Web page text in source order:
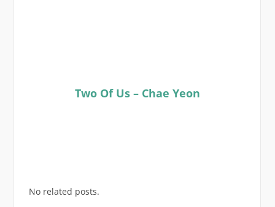
Two Of Us – Chae Yeon
No related posts.